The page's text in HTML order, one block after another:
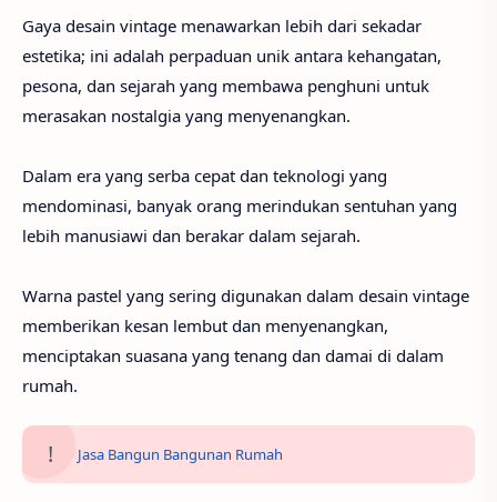
Gaya desain vintage menawarkan lebih dari sekadar
estetika; ini adalah perpaduan unik antara kehangatan,
pesona, dan sejarah yang membawa penghuni untuk
merasakan nostalgia yang menyenangkan.
Dalam era yang serba cepat dan teknologi yang
mendominasi, banyak orang merindukan sentuhan yang
lebih manusiawi dan berakar dalam sejarah.
Warna pastel yang sering digunakan dalam desain vintage
memberikan kesan lembut dan menyenangkan,
menciptakan suasana yang tenang dan damai di dalam
rumah.
Jasa Bangun Bangunan Rumah